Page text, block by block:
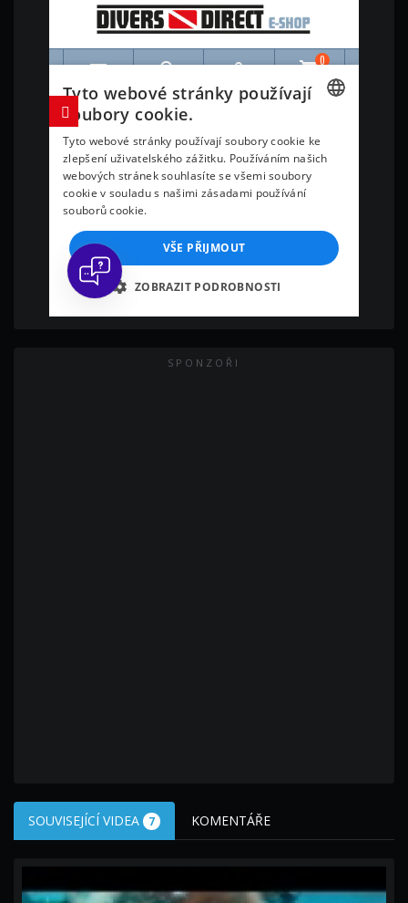
SPONZOŘI
SOUVISEJÍCÍ VIDEA 7 KOMENTÁŘE